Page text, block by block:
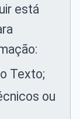
está
Texto;
ou